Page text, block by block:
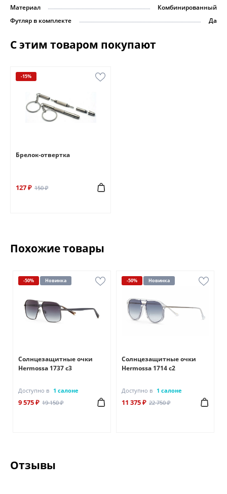
Материал
Комбинированный
Футляр в комплекте
Да
С этим товаром покупают
-15%
Брелок-отвертка
127 ₽ 150 ₽
Похожие товары
-50% Новинка
Солнцезащитные очки
Hermossa 1737 с3
Доступно в 1 салоне
9 575 ₽ 19 150 ₽
-50% Новинка
Солнцезащитные очки
Hermossa 1714 с2
Доступно в 1 салоне
11 375 ₽ 22 750 ₽
Отзывы